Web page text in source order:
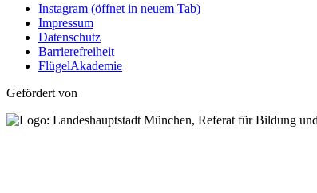
Instagram (öffnet in neuem Tab)
Impressum
Datenschutz
Barrierefreiheit
FlügelAkademie
Gefördert von